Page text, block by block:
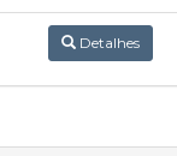
Detalhes